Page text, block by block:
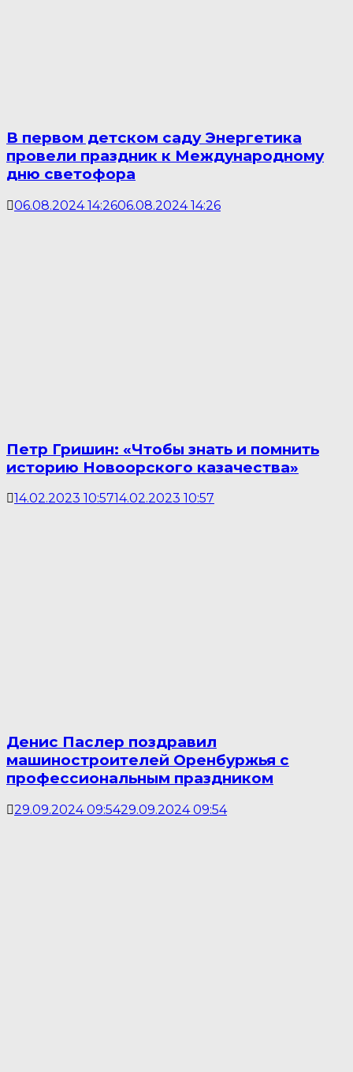
В первом детском саду Энергетика
провели праздник к Международному
дню светофора
06.08.2024 14:2606.08.2024 14:26
Петр Гришин: «Чтобы знать и помнить
историю Новоорского казачества»
14.02.2023 10:5714.02.2023 10:57
Денис Паслер поздравил
машиностроителей Оренбуржья с
профессиональным праздником
29.09.2024 09:5429.09.2024 09:54